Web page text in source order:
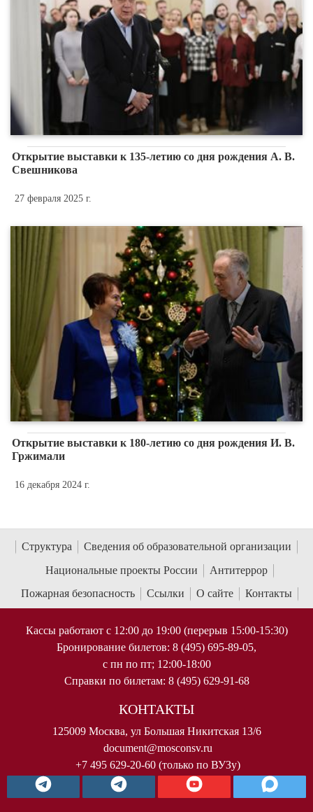
Открытие выставки к 135-летию со дня рождения А. В.
Свешникова
27 февраля 2025 г.
Открытие выставки к 180-летию со дня рождения И. В.
Гржимали
16 декабря 2024 г.
Структура
Сведения об образовательной организации
Национальные проекты России
Антитеррор
Пожарная безопасность
Ссылки О сайте Контакты
Кассы работают с 12:00 до 19:00 (перерыв 15:00-15:30)
Бронирование билетов: 8 (495) 695-89-05,
с пн по пт; 12:00-18:00
Справки по билетам: 8 (495) 629-91-68
КОНТАКТЫ
125009 Москва, ул Большая Никитская 13/6
document@mosconsv.ru
+7 495 629-20-60 (только по ВУЗу)